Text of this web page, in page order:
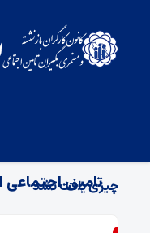
بایگانی‌های
تامین
چیزی یافت نشد